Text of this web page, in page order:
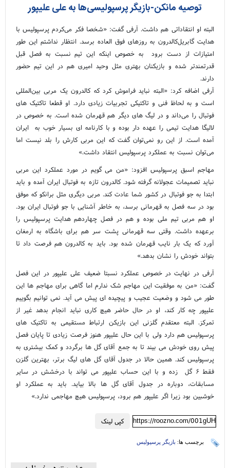
توصیه مانکن-بازیگر پرسپولیسی‌ها به علی علیپور
البته او انتقاداتی هم داشت. آرفی گفت: «شخصا فکر می‌کردم پرسپولیس با
هدایت گابریل‌کالدرون به روزهای فوق العاده برسد. انتظار نداشتم این طور
امتیازات از دست برود به خصوص اینکه این تیم نسبت به فصل قبل
قدرتمندتر شده و بازیکنان بهتری مثل وحید امیری هم در این تیم حضور
دارند.
آرفی اضافه کرد: «البته نباید فراموش کرد که کالدرون یک مربی بین‌المللی
است و به لحاظ فنی و تاکتیکی تجربیات زیادی دارد. او قطعا تاکتیک های
فوتبال را می‌داند و در لیگ های دیگر هم قهرمان شده است. به خصوص در
لالیگا هدایت تیمی را عهده دار بوده و با کارنامه ای بسیار خوب به ایران
آمده است. از این رو نمی‌توان گفت که این مربی کارش را بلد نیست اما
می‌توان نسبت به عملکرد پرسپولیس انتقاد داشت.»
مهاجم اسبق پرسپولیس افزود: «من می گویم در مورد عملکرد این مربی
نباید تصمیمات عجولانه گرفته شود. کالدرون تازه به فوتبال ایران آمده و باید
ابتدا به جو فوتبال در کشور شما عادت کند. مربی دیگری مثل برانکو که موفق
بود در سه فصل به قهرمانی برسد، به خاطر آشنایی با جو فوتبال ایران بود.
او هم مربی تیم ملی بوده و هم در فصل چهاردهم هدایت پرسپولیس را
برعهده داشت. وقتی سه قهرمانی پشت سر هم برای باشگاه به ارمغان
آورد که یک بار نایب قهرمان شده بود. باید به کالدرون هم فرصت داد تا
بتواند خودش را نشان بدهد.»
آرفی در نهایت در خصوص عملکرد نسبتا ضعیف علی علیپور در این فصل
گفت: «من به موفقیت این مهاجم شک ندارم اما گاهی برای مهاجم ها این
طور می شود و وضعیت عجیب و پیچیده ای پیش می آید. نمی توانیم بگوییم
علیپور چه کار کند، او در حال حاضر هیچ کاری نباید انجام بدهد غیر از
تمرکز. البته معتقدم گلزنی این بازیکن ارتباط مستقیمی به تاکتیک های
پرسپولیس هم دارد ولی با این حال علیپور هنوز فرصت زیادی تا پایان فصل
پیش روی خودش می بیند تا به جمع آقای گل ها برگردد و کمک بیشتری به
پرسپولیس کند. همین حالا در جدول آقای گل های لیگ برتر، بهترین گلزن
فقط ۶ گل زده و با این حساب علیپور می تواند با درخشش در سایر
مسابقات، دوباره در جدول آقای گل ها بالا بیاید. باید به عملکرد او
خوشبین بود زیرا اگر علیپور هم برود، پرسپولیس هیچ مهاجمی ندارد.»
کپی لینک https://roozno.com/001gUH
برچسب ها: بازیگر پرسپولیس